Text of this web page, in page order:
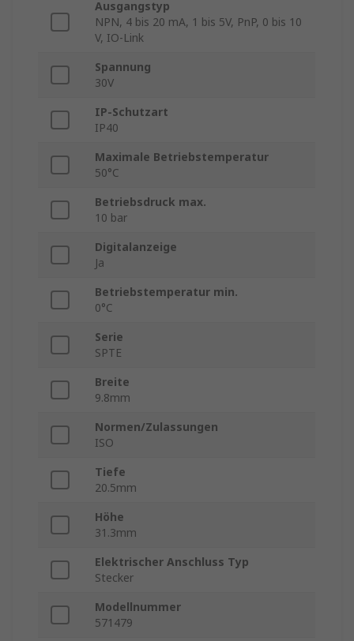
Ausgangstyp
NPN, 4 bis 20 mA, 1 bis 5V, PnP, 0 bis 10
V, IO-Link
Spannung
30V
IP-Schutzart
IP40
Maximale Betriebstemperatur
50°C
Betriebsdruck max.
10 bar
Digitalanzeige
Ja
Betriebstemperatur min.
0°C
Serie
SPTE
Breite
9.8mm
Normen/Zulassungen
ISO
Tiefe
20.5mm
Höhe
31.3mm
Elektrischer Anschluss Typ
Stecker
Modellnummer
571479